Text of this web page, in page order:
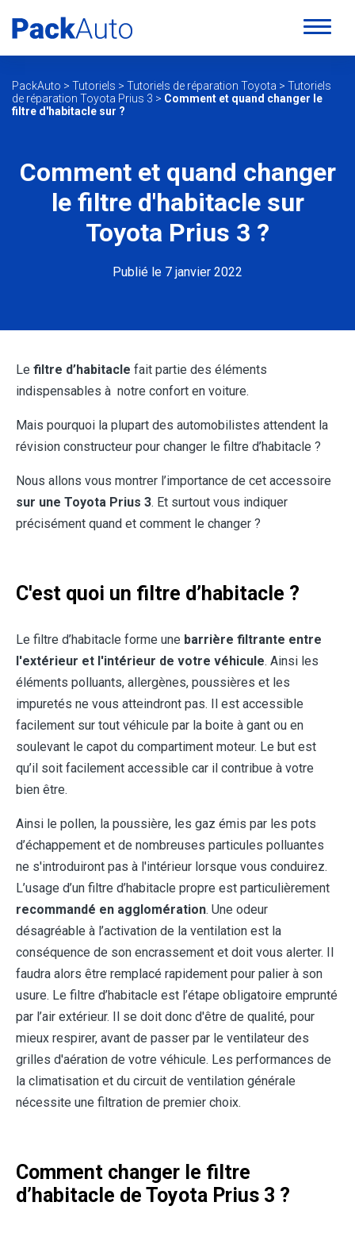
PackAuto > Tutoriels > Tutoriels de réparation Toyota > Tutoriels
de réparation Toyota Prius 3 > Comment et quand changer le
filtre d'habitacle sur ?
Comment et quand changer
le filtre d'habitacle sur
Toyota Prius 3 ?
Publié le 7 janvier 2022
Le filtre d’habitacle fait partie des éléments
indispensables à notre confort en voiture.
Mais pourquoi la plupart des automobilistes attendent la
révision constructeur pour changer le filtre d’habitacle ?
Nous allons vous montrer l’importance de cet accessoire
sur une Toyota Prius 3. Et surtout vous indiquer
précisément quand et comment le changer ?
C'est quoi un filtre d’habitacle ?
Le filtre d’habitacle forme une barrière filtrante entre
l'extérieur et l'intérieur de votre véhicule. Ainsi les
éléments polluants, allergènes, poussières et les
impuretés ne vous atteindront pas. Il est accessible
facilement sur tout véhicule par la boite à gant ou en
soulevant le capot du compartiment moteur. Le but est
qu’il soit facilement accessible car il contribue à votre
bien être.
Ainsi le pollen, la poussière, les gaz émis par les pots
d’échappement et de nombreuses particules polluantes
ne s'introduiront pas à l'intérieur lorsque vous conduirez.
L’usage d’un filtre d’habitacle propre est particulièrement
recommandé en agglomération. Une odeur
désagréable à l’activation de la ventilation est la
conséquence de son encrassement et doit vous alerter. Il
faudra alors être remplacé rapidement pour palier à son
usure. Le filtre d’habitacle est l’étape obligatoire emprunté
par l’air extérieur. Il se doit donc d'être de qualité, pour
mieux respirer, avant de passer par le ventilateur des
grilles d'aération de votre véhicule. Les performances de
la climatisation et du circuit de ventilation générale
nécessite une filtration de premier choix.
Comment changer le filtre
d’habitacle de Toyota Prius 3 ?